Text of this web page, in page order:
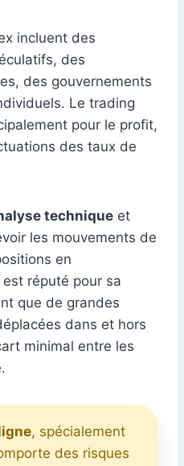
incluent des
des
des gouvernements
Le trading
pour le profit,
des taux de
technique et
les mouvements de
en
réputé pour sa
que de grandes
dans et hors
minimal entre les
, spécialement
des risques